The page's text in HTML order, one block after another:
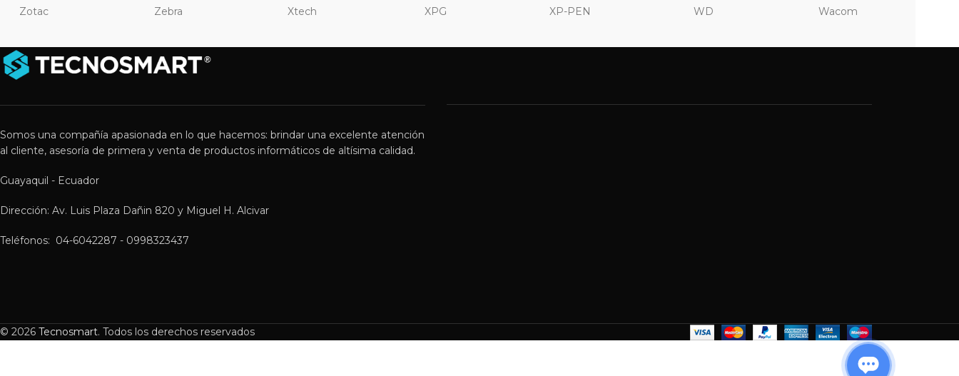
Zotac Zebra Xtech XPG XP-PEN WD Wacom
Somos una compañía apasionada en lo que hacemos: brindar una excelente atención
al cliente, asesoría de primera y venta de productos informáticos de altísima calidad.
Guayaquil - Ecuador
Dirección: Av. Luis Plaza Dañin 820 y Miguel H. Alcivar
Teléfonos: 04-6042287 - 0998323437
© 2026 Tecnosmart. Todos los derechos reservados